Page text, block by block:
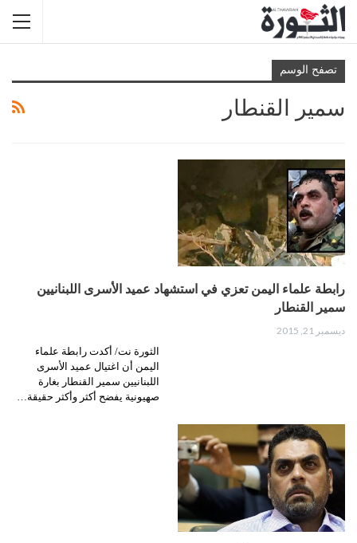
تصفح الوسم
سمير القنطار
رابطة علماء اليمن تعزي في استشهاد عميد الأسرى اللبنانيين
سمير القنطار
ديسمبر 21, 2015
الثورة نت/ أكدت رابطة علماء
اليمن أن اغتيال عميد الأسرى
اللبنانيين سمير القنطار بغارة
صهيونية يفضح أكثر وأكثر حقيقة…